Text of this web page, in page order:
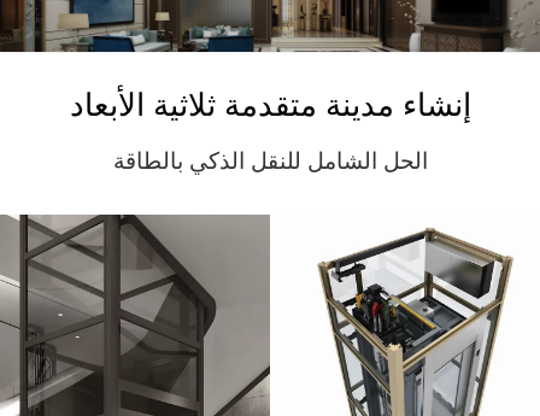
إنشاء مدينة متقدمة ثلاثية الأبعاد
الحل الشامل للنقل الذكي بالطاقة